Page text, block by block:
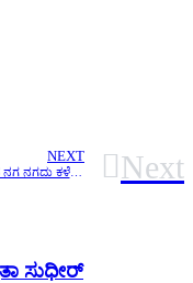
NEXT
ಸಿಡಿಲಿನಿಂದ ನಗ ನಗದು ಕಳೆದುಕೊಂಡವರಿಗೆ ‘ಗುರುಬೆಳದಿಂಗಳು’ ಆಸರೆ Next
ಸುಧೀರ್